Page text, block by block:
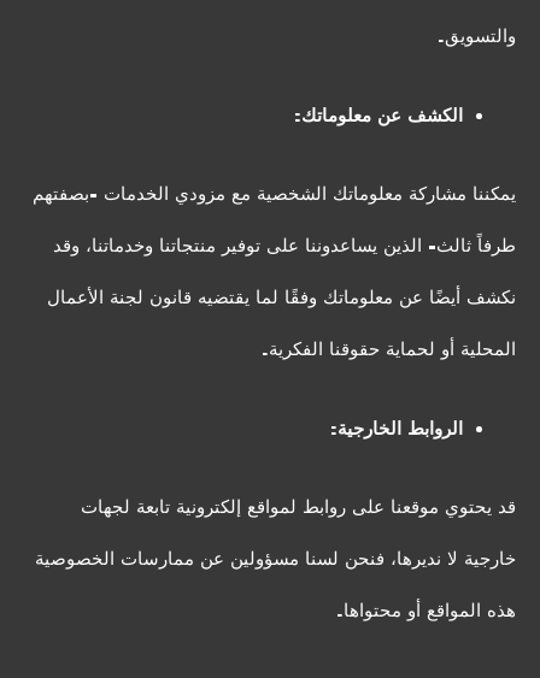
والتسويق.
الكشف عن معلوماتك:
يمكننا مشاركة معلوماتك الشخصية مع مزودي الخدمات -بصفتهم
طرفاً ثالث- الذين يساعدوننا على توفير منتجاتنا وخدماتنا، وقد
نكشف أيضًا عن معلوماتك وفقًا لما يقتضيه قانون لجنة الأعمال
المحلية أو لحماية حقوقنا الفكرية.
الروابط الخارجية:
قد يحتوي موقعنا على روابط لمواقع إلكترونية تابعة لجهات
خارجية لا نديرها، فنحن لسنا مسؤولين عن ممارسات الخصوصية
هذه المواقع أو محتواها.